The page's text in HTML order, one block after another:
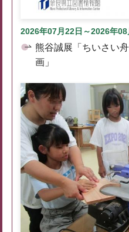
2026年07月22日～2026年08
熊谷誠展「ちいさい
画」